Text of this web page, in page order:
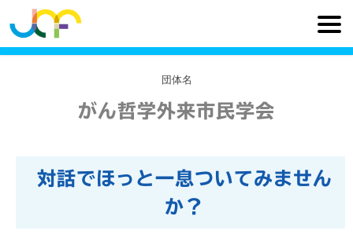
団体名
がん哲学外来市民学会
対話でほっと一息ついてみません
か？